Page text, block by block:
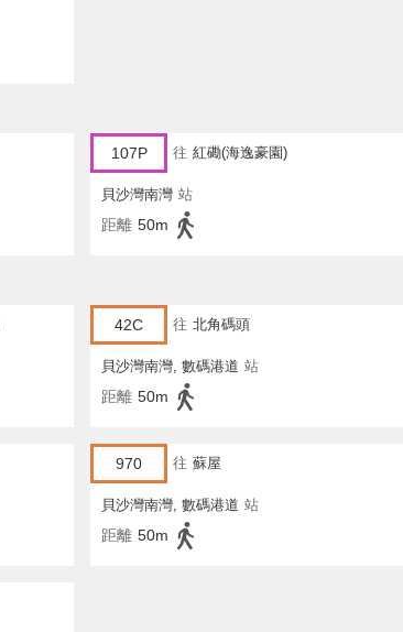
107P 往 紅磡(海逸豪園)
貝沙灣南灣 站
距離 50m
42C 往 北角碼頭
貝沙灣南灣, 數碼港道 站
距離 50m
970 往 蘇屋
貝沙灣南灣, 數碼港道 站
距離 50m